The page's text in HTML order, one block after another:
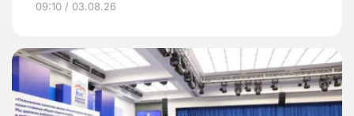
09:10 / 03.08.26